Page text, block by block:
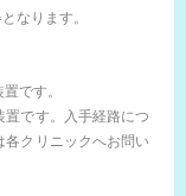
なります。
です。
です。入手経路につ
各クリニックへお問い